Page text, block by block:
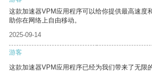
这款加速器VPM应用程序可以给你提供最高速度
助你在网络上自由移动。
2025-09-14
游客
这款加速器VPM应用程序已经为我们带来了无限